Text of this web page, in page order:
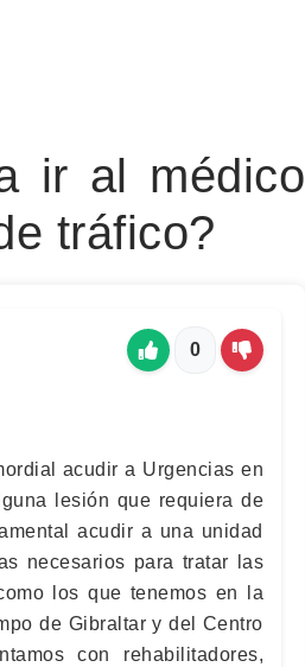
ir al médico
tráfico?
0
acudir a Urgencias en
lesión que requiera de
acudir a una unidad
necesarios para tratar las
los que tenemos en la
de Gibraltar y del Centro
con rehabilitadores,